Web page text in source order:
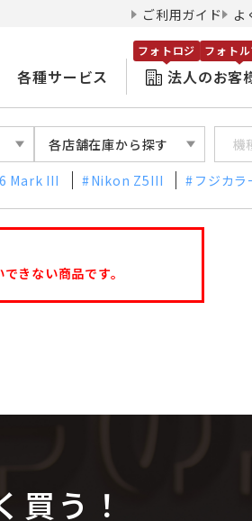
ご利用ガイド よ
各種サービス 法人のお客
フォトロジ フォト
各店舗在庫から探す
Mark III Nikon Z5III フジカ
きない商品です。
買う！